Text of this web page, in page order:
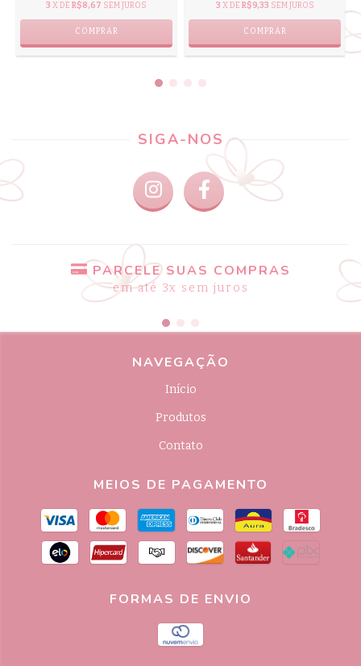
3 X DE R$8,67 SEM JUROS
COMPRAR
3 X DE R$9,33 SEM JUROS
COMPRAR
SIGA-NOS
PARCELE SUAS COMPRAS
em até 3x sem juros
NAVEGAÇÃO
Início
Produtos
Contato
MEIOS DE PAGAMENTO
FORMAS DE ENVIO